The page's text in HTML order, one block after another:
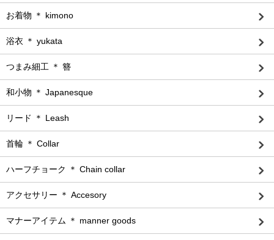
お着物 ＊ kimono
浴衣 ＊ yukata
つまみ細工 ＊ 簪
和小物 ＊ Japanesque
リード ＊ Leash
首輪 ＊ Collar
ハーフチョーク ＊ Chain collar
アクセサリー ＊ Accesory
マナーアイテム ＊ manner goods